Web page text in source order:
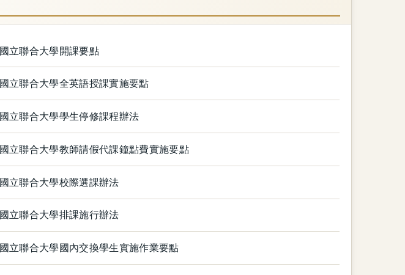
國立聯合大學開課要點
國立聯合大學全英語授課實施要點
國立聯合大學學生停修課程辦法
國立聯合大學教師請假代課鐘點費實施要點
國立聯合大學校際選課辦法
國立聯合大學排課施行辦法
國立聯合大學國內交換學生實施作業要點